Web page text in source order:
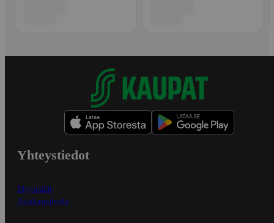
Yhteystiedot
Myymälät
Asiakaspalvelu